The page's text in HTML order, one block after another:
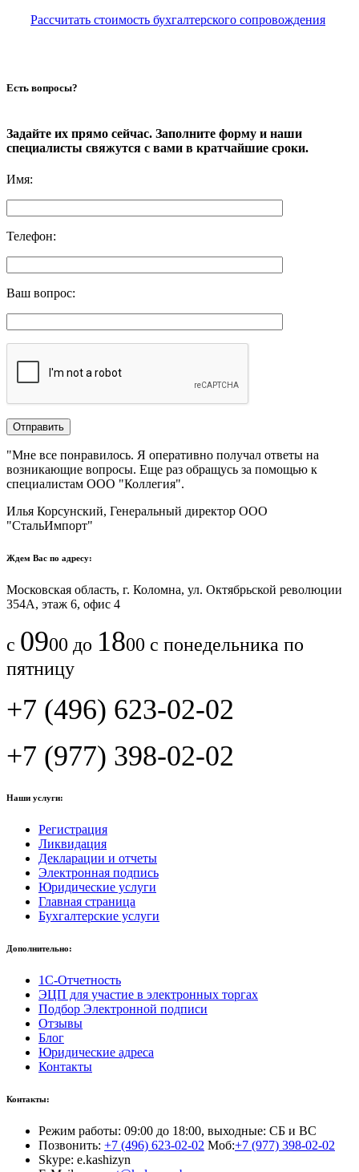
Рассчитать стоимость бухгалтерского сопровождения
Есть вопросы?
Задайте их прямо сейчас. Заполните форму и наши
специалисты свяжутся с вами в кратчайшие сроки.
Имя:
Телефон:
Ваш вопрос:
"Мне все понравилось.​ ​Я оперативно получал ответы на
возникающие вопросы. Еще раз обращусь за помощью к
специалистам ООО "Коллегия".​
Илья Корсунский, Генеральный директор ООО
"СтальИмпорт"
Ждем Вас по адресу:
Московская область, г. Коломна, ул. Октябрьской революции
354А, этаж 6, офис 4
с 0900 до 1800 с понедельника по
пятницу
+7 (496) 623-02-02
+7 (977) 398-02-02
Наши услуги:
Регистрация
Ликвидация
Декларации и отчеты
Электронная подпись
Юридические услуги
Главная страница
Бухгалтерские услуги
Дополнительно:
1С-Отчетность
ЭЦП для участие в электронных торгах
Подбор Электронной подписи
Отзывы
Блог
Юридические адреса
Контакты
Контакты:
Режим работы: 09:00 до 18:00, выходные: СБ и ВС
Позвонить: +7 (496) 623-02-02 Моб:+7 (977) 398-02-02
Skype: e.kashizyn